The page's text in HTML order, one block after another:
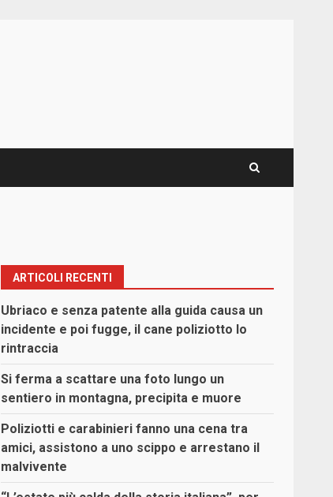
ARTICOLI RECENTI
Ubriaco e senza patente alla guida causa un
incidente e poi fugge, il cane poliziotto lo
rintraccia
Si ferma a scattare una foto lungo un
sentiero in montagna, precipita e muore
Poliziotti e carabinieri fanno una cena tra
amici, assistono a uno scippo e arrestano il
malvivente